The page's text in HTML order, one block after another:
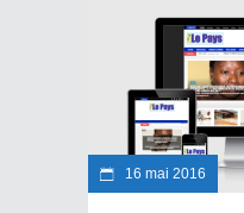
16 mai 2016